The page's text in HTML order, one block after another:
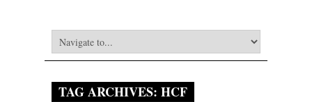
TAG ARCHIVES: HCF